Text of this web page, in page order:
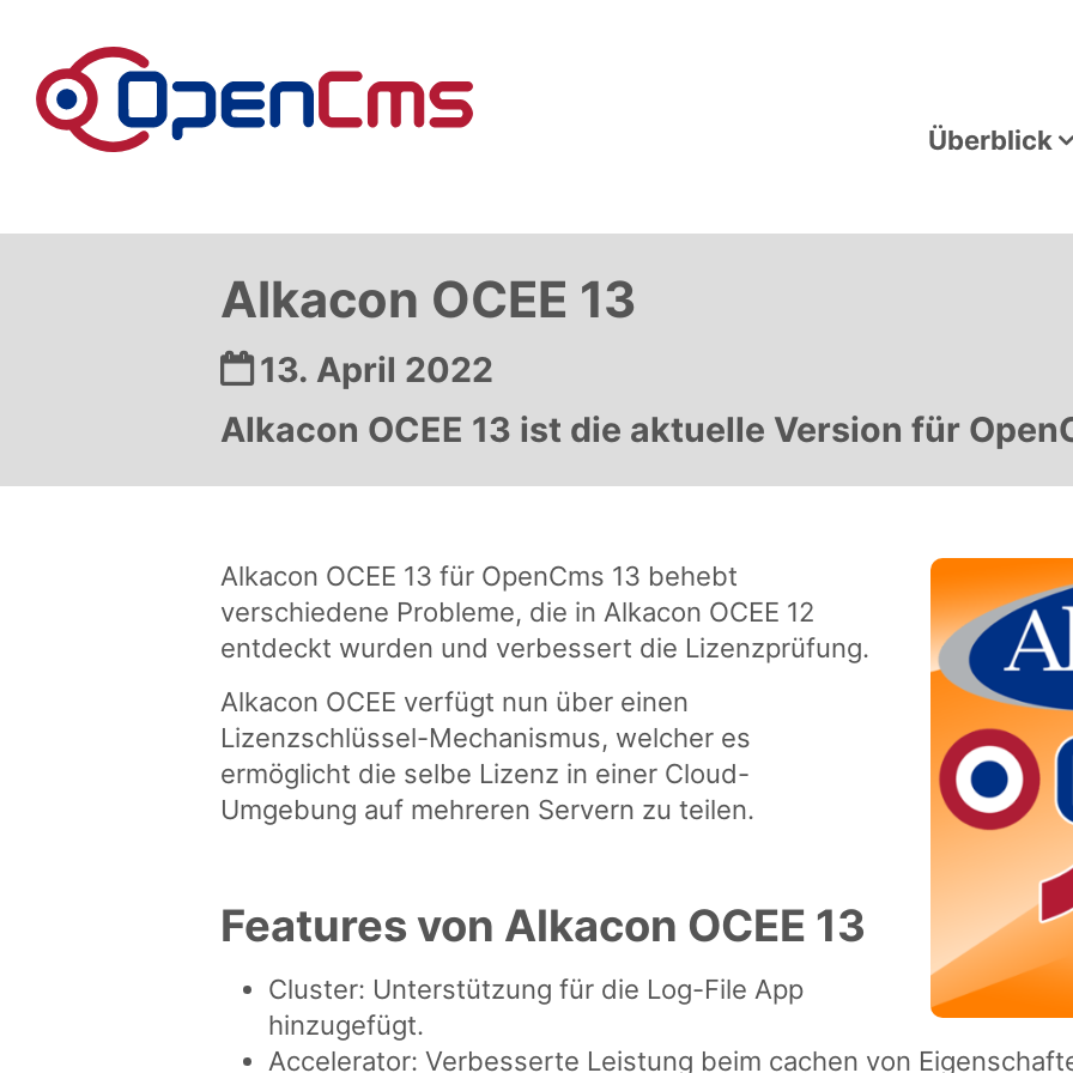
Überblick
Alkacon OCEE 13
Datum:
13. April 2022
Alkacon OCEE 13 ist die aktuelle Version für
Alkacon OCEE 13 für OpenCms 13 behebt
verschiedene Probleme, die in Alkacon OCEE 12
entdeckt wurden und verbessert die Lizenzprüfung.
Alkacon OCEE verfügt nun über einen
Lizenzschlüssel-Mechanismus, welcher es
ermöglicht die selbe Lizenz in einer Cloud-
Umgebung auf mehreren Servern zu teilen.
Features von Alkacon OCEE 13
Cluster: Unterstützung für die Log-File App
hinzugefügt.
Accelerator: Verbesserte Leistung beim cachen von